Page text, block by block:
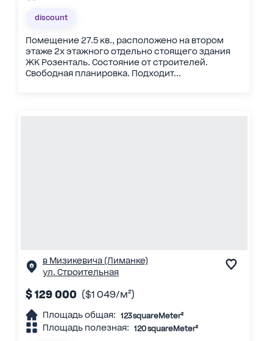
discount
Помещение 27.5 кв., расположено на втором
этаже 2х этажного отдельно стоящего здания
ЖК Розенталь. Состояние от строителей.
Свободная планировка. Подходит...
в Мизикевича (Лиманке)
ул. Строительная
$ 129 000 ($1 049/м²)
Площадь общая: 123 squareMeter²
Площадь полезная: 120 squareMeter²